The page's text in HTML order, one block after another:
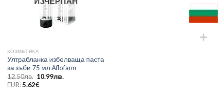
КОЗМЕТИКА
Ултрабланка избелваща паста
за зъби 75 мл Aflofarm
12.50лв. Original
price
was:
10.99лв.
EUR:5.62€